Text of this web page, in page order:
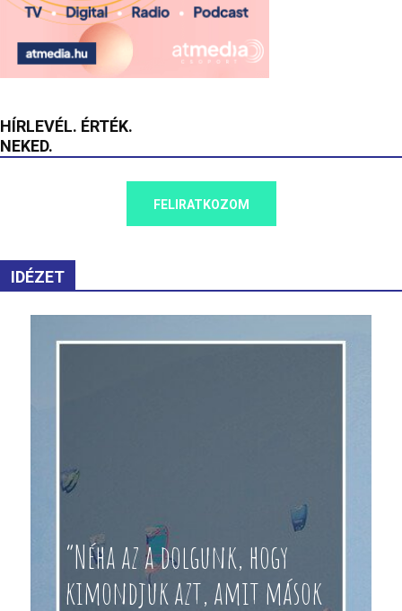
HÍRLEVÉL. ÉRTÉK.
NEKED.
FELIRATKOZOM
IDÉZET
“Néha az a dolgunk, hogy
kimondjuk azt, amit mások